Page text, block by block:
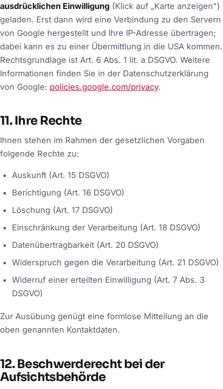
ausdrücklichen Einwilligung (Klick auf „Karte anzeigen")
geladen. Erst dann wird eine Verbindung zu den Servern
von Google hergestellt und Ihre IP-Adresse übertragen;
dabei kann es zu einer Übermittlung in die USA kommen.
Rechtsgrundlage ist Art. 6 Abs. 1 lit. a DSGVO. Weitere
Informationen finden Sie in der Datenschutzerklärung
von Google: policies.google.com/privacy.
11. Ihre Rechte
Ihnen stehen im Rahmen der gesetzlichen Vorgaben
folgende Rechte zu:
Auskunft (Art. 15 DSGVO)
Berichtigung (Art. 16 DSGVO)
Löschung (Art. 17 DSGVO)
Einschränkung der Verarbeitung (Art. 18 DSGVO)
Datenübertragbarkeit (Art. 20 DSGVO)
Widerspruch gegen die Verarbeitung (Art. 21 DSGVO)
Widerruf einer erteilten Einwilligung (Art. 7 Abs. 3
DSGVO)
Zur Ausübung genügt eine formlose Mitteilung an die
oben genannten Kontaktdaten.
12. Beschwerderecht bei der
Aufsichtsbehörde